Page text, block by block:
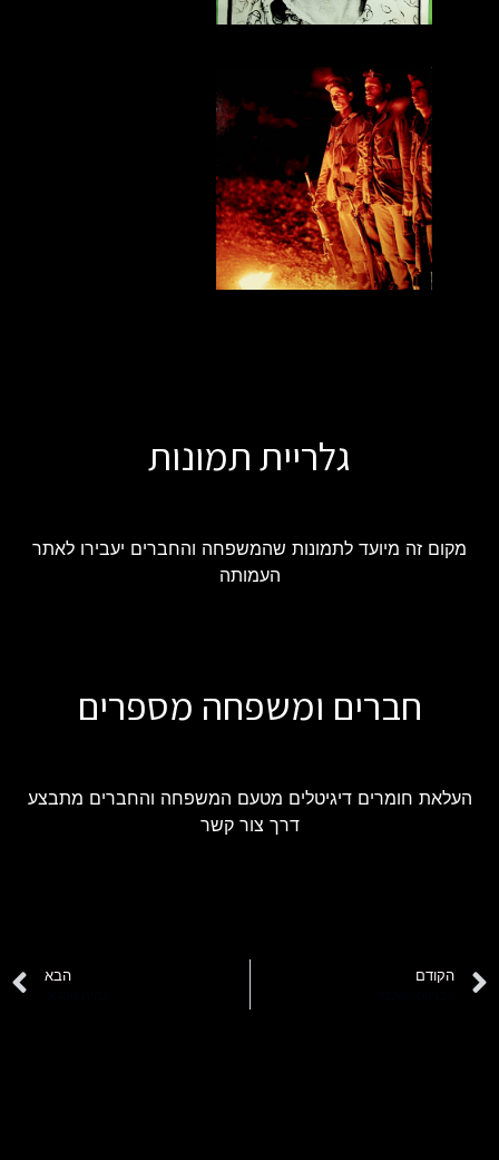
גלריית תמונות
מקום זה מיועד לתמונות שהמשפחה והחברים יעבירו לאתר
העמותה
חברים ומשפחה מספרים
העלאת חומרים דיגיטלים מטעם המשפחה והחברים מתבצע
דרך צור קשר
הקודם הבא